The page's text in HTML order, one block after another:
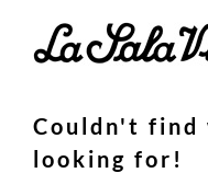
Couldn't find
looking for!